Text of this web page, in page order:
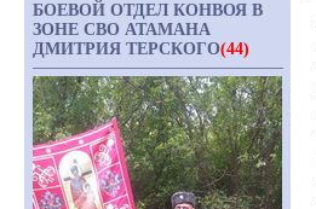
БОЕВОЙ ОТДЕЛ КОНВОЯ В
ЗОНЕ СВО АТАМАНА
ДМИТРИЯ ТЕРСКОГО(44)